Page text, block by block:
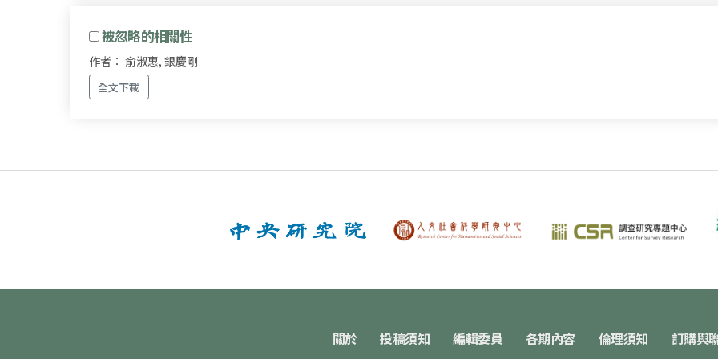
被忽略的相關性
作者： 俞淑惠, 銀慶剛
全文下載
關於 投稿須知 編輯委員 各期內容 倫理須知 訂購與